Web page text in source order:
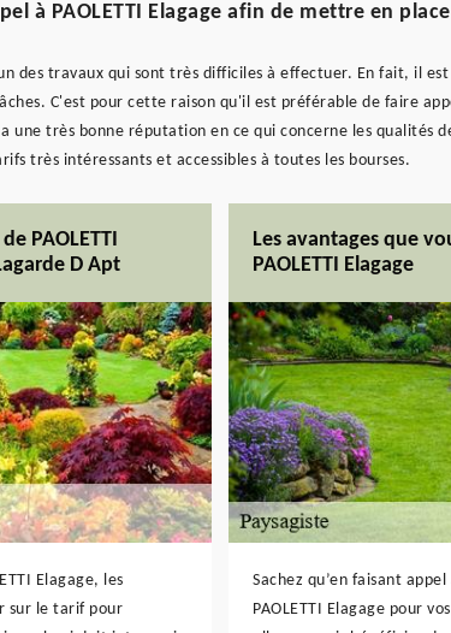
à PAOLETTI Elagage afin de mettre en
des travaux qui sont très difficiles à effectuer. En fait, il
C'est pour cette raison qu'il est préférable de faire
une très bonne réputation en ce qui concerne les qualités
très intéressants et accessibles à toutes les bourses.
PAOLETTI
D Apt
Elagage, les
sur le tarif pour
Les avantages que
PAOLETTI Elagage
Sachez qu’en faisant
PAOLETTI Elagage pour